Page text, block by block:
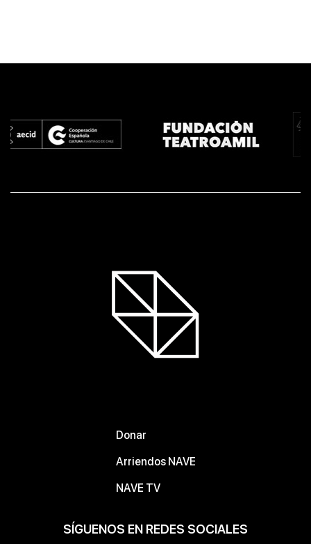
Donar
Arriendos NAVE
NAVE TV
SÍGUENOS EN REDES SOCIALES